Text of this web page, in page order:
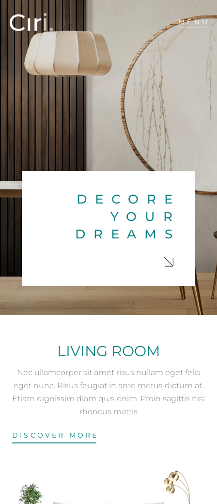
MENU
DECORE
YOUR
DREAMS
LIVING ROOM
Nec ullamcorper sit amet risus nullam eget felis
eget nunc. Risus feugiat in ante metus dictum at.
Etiam dignissim diam quis enim. Proin sagittis nisl
rhoncus mattis
DISCOVER MORE